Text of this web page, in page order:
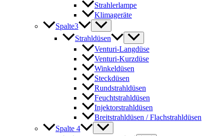
Strahlerlampe
Klimageräte
Spalte3
Strahldüsen
Venturi-Langdüse
Venturi-Kurzdüse
Winkeldüsen
Steckdüsen
Rundstrahldüsen
Feuchtstrahldüsen
Injektorstrahldüsen
Breitstrahldüsen / Flachstrahldüsen
Spalte 4